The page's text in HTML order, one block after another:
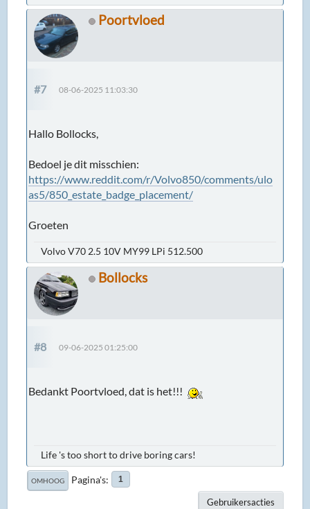
Poortvloed
#7 08-06-2025 11:03:30
Hallo Bollocks,
Bedoel je dit misschien:
https://www.reddit.com/r/Volvo850/comments/ulo
as5/850_estate_badge_placement/
Groeten
Volvo V70 2.5 10V MY99 LPi 512.500
Bollocks
#8 09-06-2025 01:25:00
Bedankt Poortvloed, dat is het!!!
Life 's too short to drive boring cars!
OMHOOG Pagina's 1
Gebruikersacties